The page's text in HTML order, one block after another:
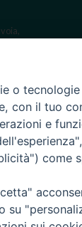
o
con il tuo
e
come
su